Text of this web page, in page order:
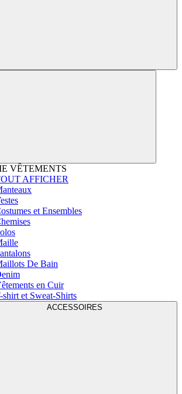
VÊTEMENTS
AFFICHER
et Ensembles
De Bain
en Cuir
shirt et Sweat-Shirts
ACCESSOIRES